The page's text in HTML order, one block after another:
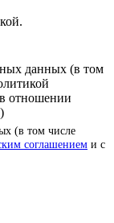
данных (в том
отношении
(в том числе
соглашением и с